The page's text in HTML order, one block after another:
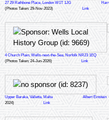
27 29 Rathbone Place, London W1T 1JG
(Photos Taken: 29-Nov-2023)
Link
4 Church Plain, Wells-next-the-Sea, Norfolk NR23 1EQ
(Photos Taken: 24-Jun-2026)
Link
Upper Baraka, Valletta, Malta Albert Einstein
2024)
Link